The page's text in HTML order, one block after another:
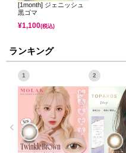
[1month] ジェニッシュ
黒ゴマ
¥1,100(税込)
ランキング
1 2